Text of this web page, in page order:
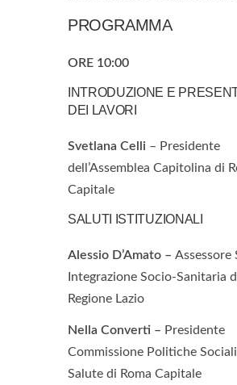
PROGRAMMA
ORE 10:00
INTRODUZIONE E
DEI LAVORI
Svetlana Celli – Presidente
dell’Assemblea Capitolina di
Capitale
SALUTI ISTITUZIONALI
Alessio D’Amato – Assessore
Integrazione Socio-Sanitaria
Regione Lazio
Nella Converti – Presidente
Commissione Politiche
Salute di Roma Capitale